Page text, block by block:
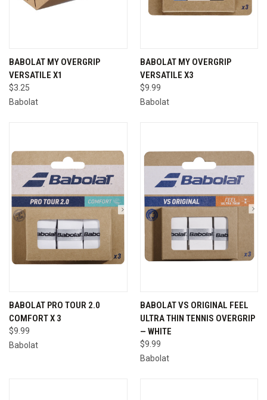
BABOLAT MY OVERGRIP
VERSATILE X1
$3.25
Babolat
BABOLAT MY OVERGRIP
VERSATILE X3
$9.99
Babolat
BABOLAT PRO TOUR 2.0
COMFORT X 3
$9.99
Babolat
BABOLAT VS ORIGINAL FEEL
ULTRA THIN TENNIS OVERGRIP
— WHITE
$9.99
Babolat